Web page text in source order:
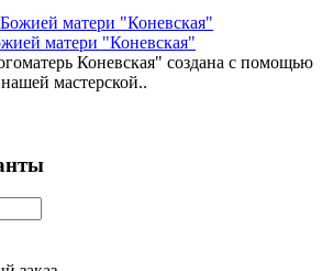
матери "Коневская"
Коневская" создана с помощью
мастерской..